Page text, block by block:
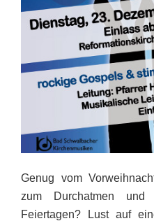
Genug vom
zum Durchatmen und
Feiertagen? Lust auf